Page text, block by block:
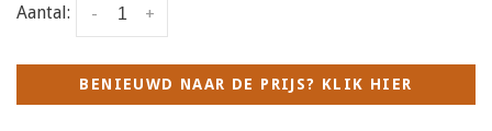
Aantal: +
-
BENIEUWD NAAR DE PRIJS? KLIK HIER